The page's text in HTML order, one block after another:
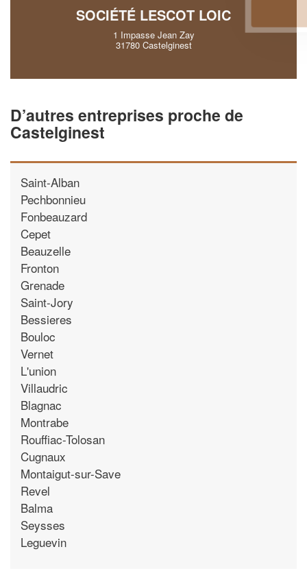
SOCIÉTÉ LESCOT LOIC
1 Impasse Jean Zay
31780 Castelginest
D’autres entreprises proche de
Castelginest
Saint-Alban
Pechbonnieu
Fonbeauzard
Cepet
Beauzelle
Fronton
Grenade
Saint-Jory
Bessieres
Bouloc
Vernet
L'union
Villaudric
Blagnac
Montrabe
Rouffiac-Tolosan
Cugnaux
Montaigut-sur-Save
Revel
Balma
Seysses
Leguevin
En savoir plus